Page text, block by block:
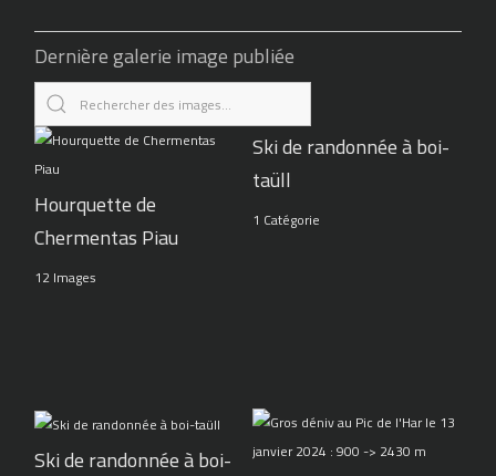
Dernière galerie image publiée
Hourquette de
Chermentas Piau
12 Images
Ski de randonnée à boi-
taüll
1 Catégorie
Ski de randonnée à boi-